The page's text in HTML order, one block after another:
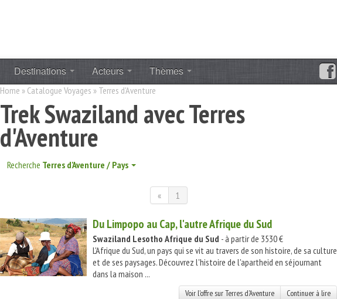
Destinations Acteurs Thèmes
Home » Catalogue Voyages » Terres d'Aventure
Trek Swaziland avec Terres
d'Aventure
Recherche Terres d'Aventure / Pays
« 1
Du Limpopo au Cap, l'autre Afrique du Sud
Swaziland Lesotho Afrique du Sud - à partir de 3530 €
L'Afrique du Sud, un pays qui se vit au travers de son histoire, de sa culture
et de ses paysages. Découvrez l'histoire de l'apartheid en séjournant
dans la maison ...
Voir l'offre sur Terres d'Aventure Continuer à lire